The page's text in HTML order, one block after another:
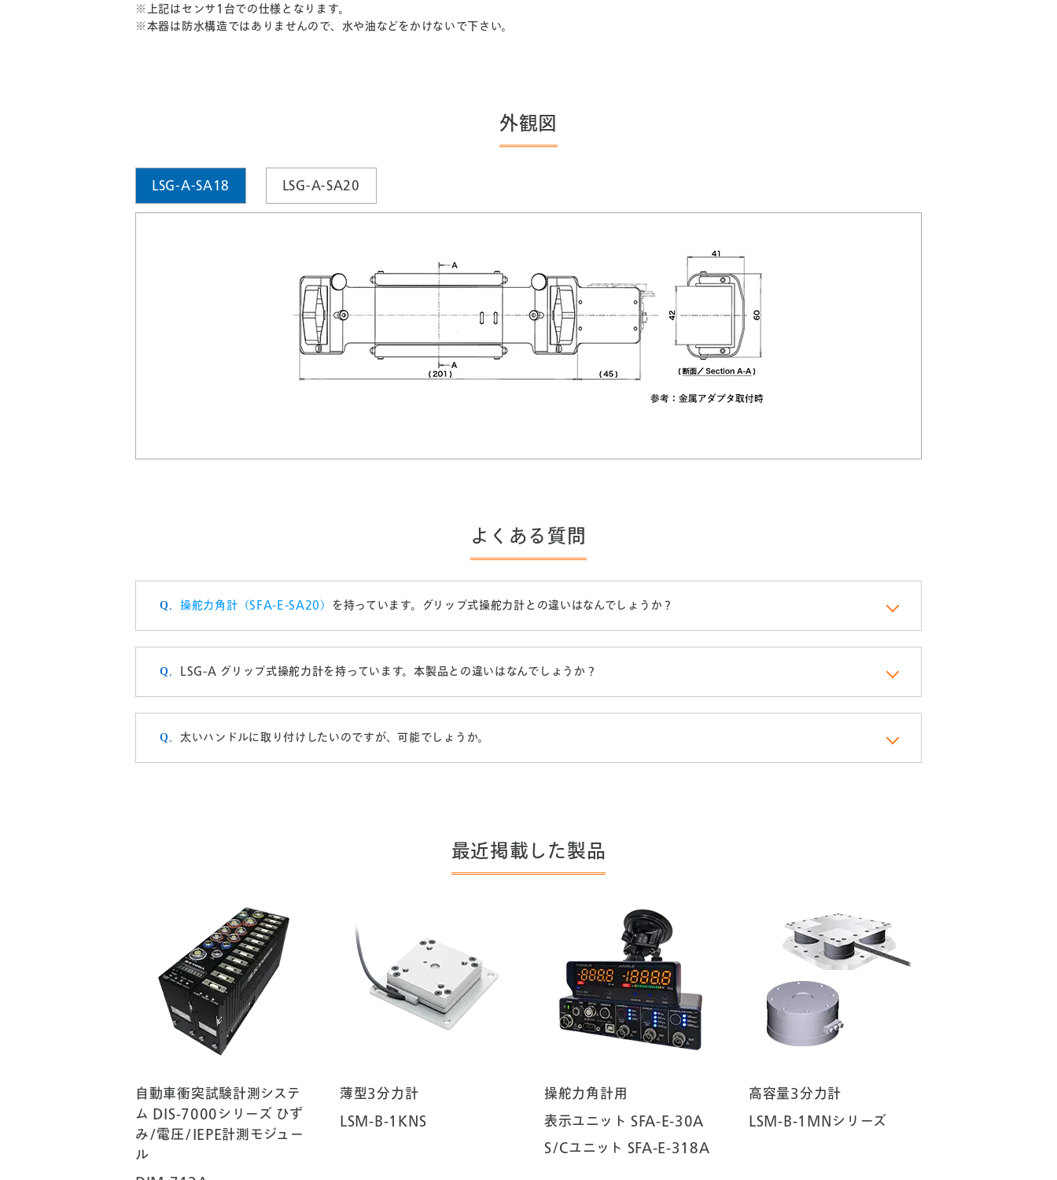
※上記はセンサ1台での仕様となります。
※本器は防水構造ではありませんので、水や油などをかけないで下さい。
外観図
LSG-A-SA18 LSG-A-SA20
よくある質問
操舵力角計（SFA-E-SA20） を持っています。グリップ式操舵力計との違いはなんでしょうか？
LSG-A グリップ式操舵力計を持っています。本製品との違いはなんでしょうか？
太いハンドルに取り付けしたいのですが、可能でしょうか。
最近掲載した製品
自動車衝突試験計測システ
ム DIS-7000シリーズ ひず
み/電圧/IEPE計測モジュー
ル
薄型3分力計
LSM-B-1KNS
操舵力角計用
表示ユニット SFA-E-30A
S/Cユニット SFA-E-318A
高容量3分力計
LSM-B-1MNシリーズ